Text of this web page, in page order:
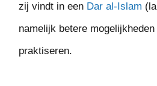
zij vindt in een Dar al-Islam
namelijk betere
praktiseren.